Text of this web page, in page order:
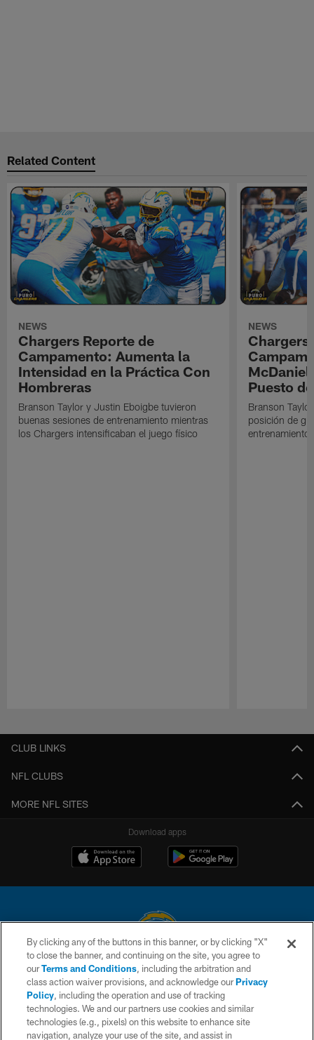
Related Content
NEWS
Chargers Reporte de
Campamento: Aumenta la
Intensidad en la Práctica Con
Hombreras
Branson Taylor y Justin Eboigbe tuvieron
buenas sesiones de entrenamiento mientras
los Chargers intensificaban el juego físico
NEWS
Chargers
Puesto
Branson
posición de
entrenamiento
CLUB LINKS
NFL CLUBS
MORE NFL SITES
Download apps
© 2026 Chargers Football Company, LLC. All rights reserved. This website
is managed on a digital platform of the National Football League.
CONTACT US
WEBSITE ACCESSIBILITY
By clicking any of the buttons in this banner, or by clicking "X"
to close the banner, and continuing on the site, you agree to
ourTerms and Conditions, including the arbitration and
class action waiver provisions, and acknowledge ourPrivacy
Policy, including the operation and use of tracking
technologies. We and our partners use cookies and similar
technologies (e.g., pixels) on this website to enhance site
navigation, analyze your use of the site, and assist in